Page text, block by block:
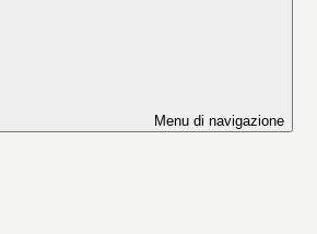
Menu di navigazione